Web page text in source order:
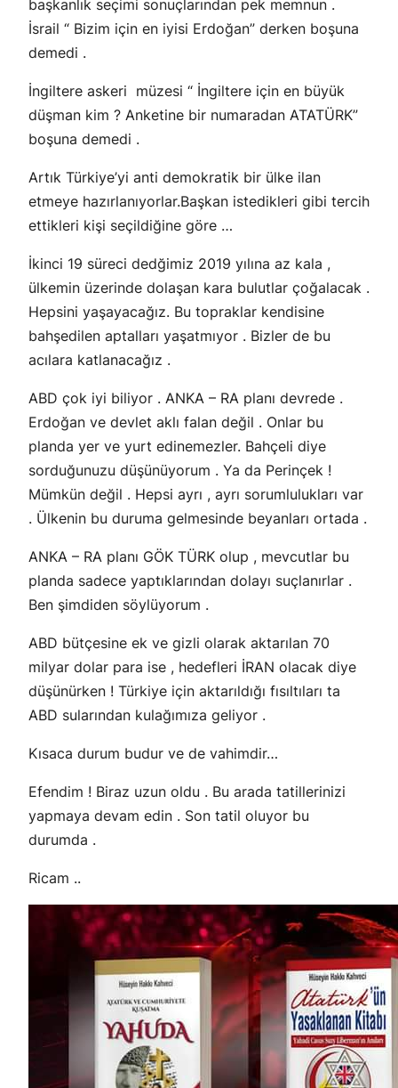
başkanlık seçimi sonuçlarından pek memnun .
İsrail “ Bizim için en iyisi Erdoğan” derken boşuna
demedi .
İngiltere askeri müzesi “ İngiltere için en büyük
düşman kim ? Anketine bir numaradan ATATÜRK”
boşuna demedi .
Artık Türkiye’yi anti demokratik bir ülke ilan
etmeye hazırlanıyorlar.Başkan istedikleri gibi tercih
ettikleri kişi seçildiğine göre …
İkinci 19 süreci dedğimiz 2019 yılına az kala ,
ülkemin üzerinde dolaşan kara bulutlar çoğalacak .
Hepsini yaşayacağız. Bu topraklar kendisine
bahşedilen aptalları yaşatmıyor . Bizler de bu
acılara katlanacağız .
ABD çok iyi biliyor . ANKA – RA planı devrede .
Erdoğan ve devlet aklı falan değil . Onlar bu
planda yer ve yurt edinemezler. Bahçeli diye
sorduğunuzu düşünüyorum . Ya da Perinçek !
Mümkün değil . Hepsi ayrı , ayrı sorumlulukları var
. Ülkenin bu duruma gelmesinde beyanları ortada .
ANKA – RA planı GÖK TÜRK olup , mevcutlar bu
planda sadece yaptıklarından dolayı suçlanırlar .
Ben şimdiden söylüyorum .
ABD bütçesine ek ve gizli olarak aktarılan 70
milyar dolar para ise , hedefleri İRAN olacak diye
düşünürken ! Türkiye için aktarıldığı fısıltıları ta
ABD sularından kulağımıza geliyor .
Kısaca durum budur ve de vahimdir…
Efendim ! Biraz uzun oldu . Bu arada tatillerinizi
yapmaya devam edin . Son tatil oluyor bu
durumda .
Ricam ..